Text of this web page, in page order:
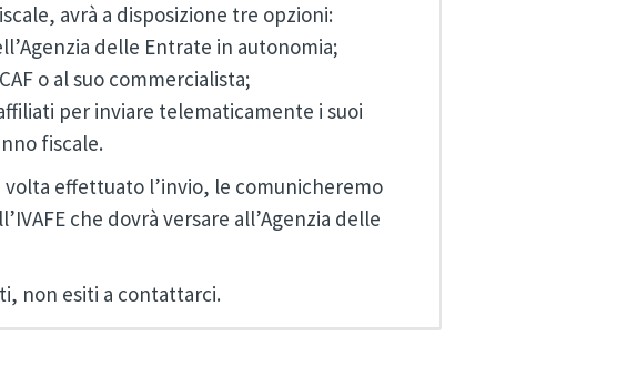
avrà a disposizione tre opzioni:
delle Entrate in autonomia;
o al suo commercialista;
per inviare telematicamente i suoi
fiscale.
effettuato l’invio, le comunicheremo
che dovrà versare all’Agenzia delle
non esiti a contattarci.